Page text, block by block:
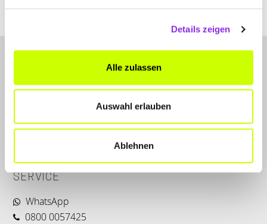
Details zeigen
Alle zulassen
Auswahl erlauben
Ablehnen
LET'S CONNECT
SERVICE
WhatsApp
0800 0057425